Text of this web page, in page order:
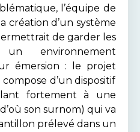
l’équipe de
création d’un système
de garder les
environnement
émersion : le projet
compose d’un dispositif
fortement à une
son surnom) qui va
prélevé dans un